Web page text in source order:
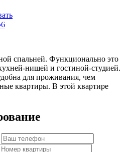
спальней. Функционально это
нишей и гостиной-студией.
для проживания, чем
квартиры. В этой квартире